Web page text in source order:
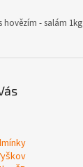
hovězím - salám 1kg